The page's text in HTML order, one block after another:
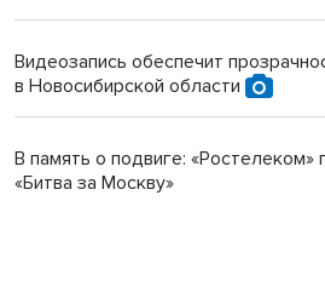
Видеозапись обеспечит
в Новосибирской области
В память о подвиге: «Ростелеком»
«Битва за Москву»